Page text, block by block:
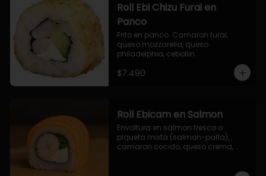
Roll Ebi Chizu Furai en
Panco
Frito en panco. Camaron furai,
queso mozzarella, queso
philadelphia, cebollin.
$7.490
Roll Ebicam en Salmon
Envoltura en salmon fresco o
plqueta mixta (salmon-palta),
camaron cocido, queso crema,